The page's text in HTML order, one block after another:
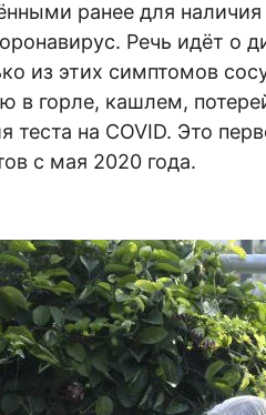
ранее для наличия
Речь идёт о
из этих симптомов
в горле, кашлем,
теста на COVID. Это
с мая 2020 года.